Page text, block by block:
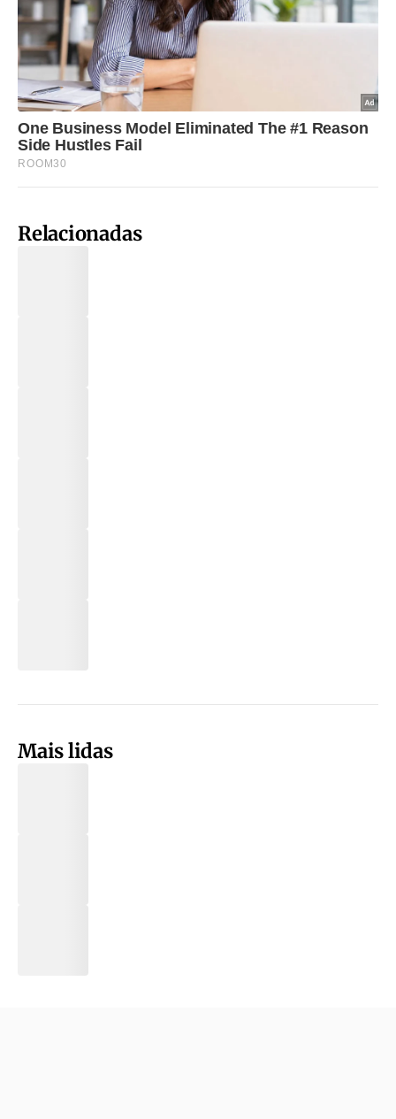
Relacionadas
Mais lidas